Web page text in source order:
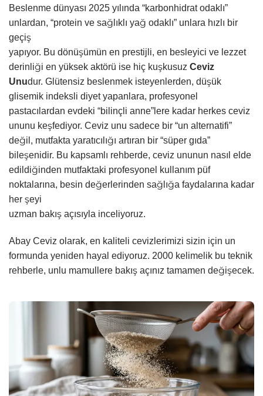
Beslenme dünyası 2025 yılında “karbonhidrat odaklı”
unlardan, “protein ve sağlıklı yağ odaklı” unlara hızlı bir
geçiş
yapıyor. Bu dönüşümün en prestijli, en besleyici ve lezzet
derinliği en yüksek aktörü ise hiç kuşkusuz Ceviz
Unudur. Glütensiz beslenmek isteyenlerden, düşük
glisemik indeksli diyet yapanlara, profesyonel
pastacılardan evdeki “bilinçli anne”lere kadar herkes ceviz
ununu keşfediyor. Ceviz unu sadece bir “un alternatifi”
değil, mutfakta yaratıcılığı artıran bir “süper gıda”
bileşenidir. Bu kapsamlı rehberde, ceviz ununun nasıl elde
edildiğinden mutfaktaki profesyonel kullanım püf
noktalarına, besin değerlerinden sağlığa faydalarına kadar
her şeyi
uzman bakış açısıyla inceliyoruz.
Abay Ceviz olarak, en kaliteli cevizlerimizi sizin için un
formunda yeniden hayal ediyoruz. 2000 kelimelik bu teknik
rehberle, unlu mamullere bakış açınız tamamen değişecek.